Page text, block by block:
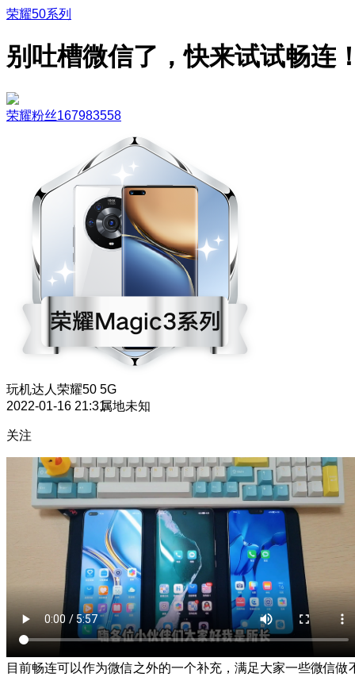
荣耀50系列
别吐槽微信了，快来试试畅连
荣耀粉丝167983558
玩机达人 荣耀50 5G
2022-01-16 21:31属地未知
关注
目前畅连可以作为微信之外的一个补充，满足大家一些微信做